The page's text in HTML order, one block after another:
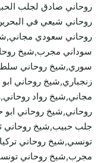
روحاني صادق لجلب
روحاني شيعي في
روحاني سعودي
سوداني مجرب,شيخ
سوري,شيخ روحاني
زنجباري,شيخ روحاني
مجاني,شيخ رواد
روحاني,شيخ روحاني
جلب حبيب,شيخ روحاني
تونسي,شيخ روحاني
مجرب,شيخ روحاني